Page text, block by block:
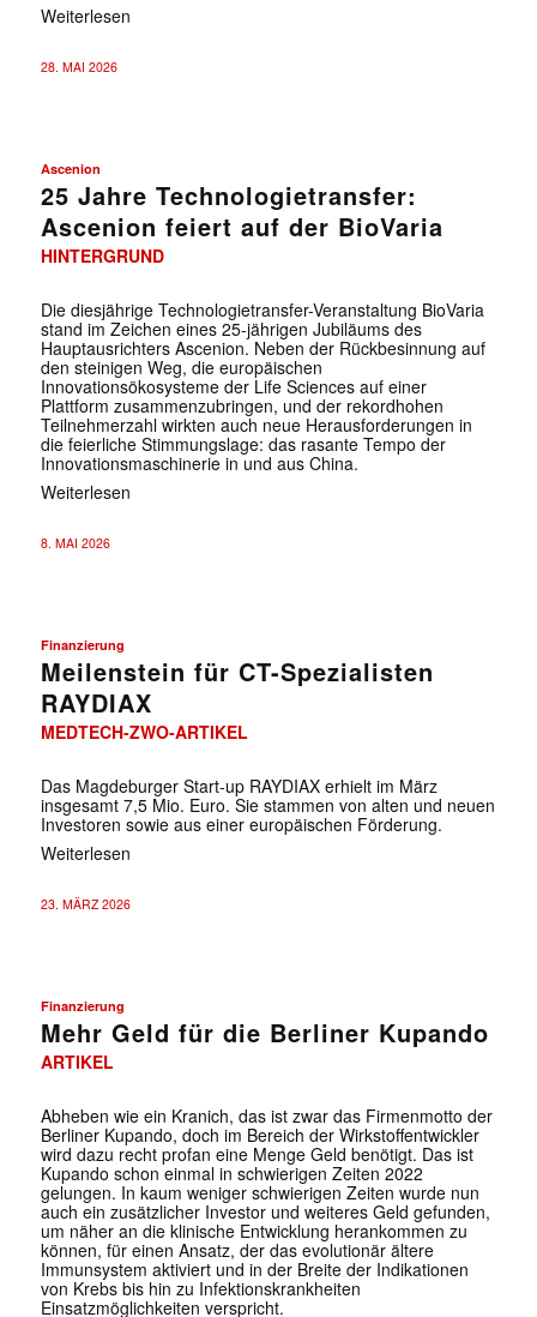
Weiterlesen
28. MAI 2026
Ascenion
25 Jahre Technologietransfer:
Ascenion feiert auf der BioVaria
HINTERGRUND
Die diesjährige Technologietransfer-Veranstaltung BioVaria
stand im Zeichen eines 25-jährigen Jubiläums des
Hauptausrichters Ascenion. Neben der Rückbesinnung auf
den steinigen Weg, die europäischen
Innovationsökosysteme der Life Sciences auf einer
Plattform zusammenzubringen, und der rekordhohen
Teilnehmerzahl wirkten auch neue Herausforderungen in
die feierliche Stimmungslage: das rasante Tempo der
Innovationsmaschinerie in und aus China.
Weiterlesen
8. MAI 2026
Finanzierung
Meilenstein für CT-Spezialisten
RAYDIAX
MEDTECH-ZWO-ARTIKEL
Das Magdeburger Start-up RAYDIAX erhielt im März
insgesamt 7,5 Mio. Euro. Sie stammen von alten und neuen
Investoren sowie aus einer europäischen Förderung.
Weiterlesen
23. MÄRZ 2026
Finanzierung
Mehr Geld für die Berliner Kupando
ARTIKEL
Abheben wie ein Kranich, das ist zwar das Firmenmotto der
Berliner Kupando, doch im Bereich der Wirkstoffentwickler
wird dazu recht profan eine Menge Geld benötigt. Das ist
Kupando schon einmal in schwierigen Zeiten 2022
gelungen. In kaum weniger schwierigen Zeiten wurde nun
auch ein zusätzlicher Investor und weiteres Geld gefunden,
um näher an die klinische Entwicklung herankommen zu
können, für einen Ansatz, der das evolutionär ältere
Immunsystem aktiviert und in der Breite der Indikationen
von Krebs bis hin zu Infektionskrankheiten
Einsatzmöglichkeiten verspricht.